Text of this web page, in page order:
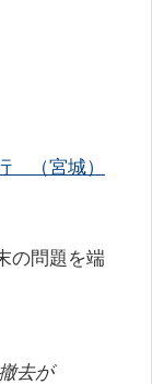
（宮城）
の問題を端
去が